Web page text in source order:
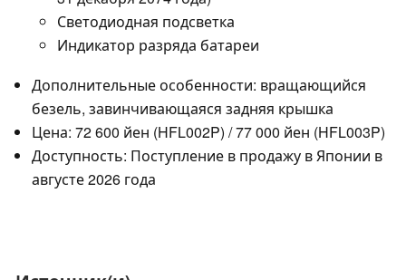
Светодиодная подсветка
Индикатор разряда батареи
Дополнительные особенности: вращающийся
безель, завинчивающаяся задняя крышка
Цена: 72 600 йен (HFL002P) / 77 000 йен (HFL003P)
Доступность: Поступление в продажу в Японии в
августе 2026 года